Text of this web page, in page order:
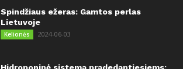
Spindžiaus ežeras: Gamtos perlas
Lietuvoje
Kelionės 2024-06-03
Hidroponinė sistema pradedantiesiems: